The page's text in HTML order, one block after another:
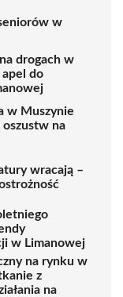
w
drogach w
do
w Muszynie
na
wracają –
w Limanowej
na rynku w
z
na